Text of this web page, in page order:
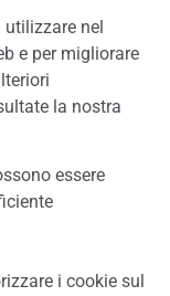
utilizzare nel
e per migliorare
la nostra
essere
i cookie sul